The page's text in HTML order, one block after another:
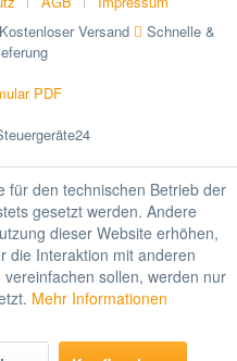
Kostenloser Versand
Schnelle &
PDF
für den technischen Betrieb der
gesetzt werden. Andere
dieser Website erhöhen,
die Interaktion mit anderen
sollen, werden nur
Mehr Informationen